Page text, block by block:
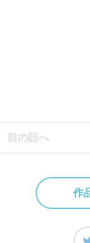
前の話へ
作